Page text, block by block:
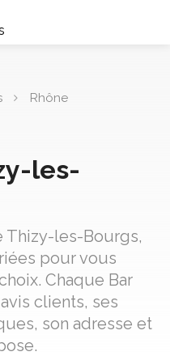
Rhône
les-
Thizy-les-Bourgs,
pour vous
Chaque Bar
clients, ses
son adresse et